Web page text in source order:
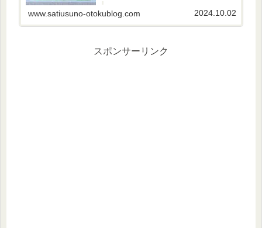
IPとはIntellectual Propertyの略で、知的財産...
www.satiusuno-otokublog.com 2024.10.02
スポンサーリンク